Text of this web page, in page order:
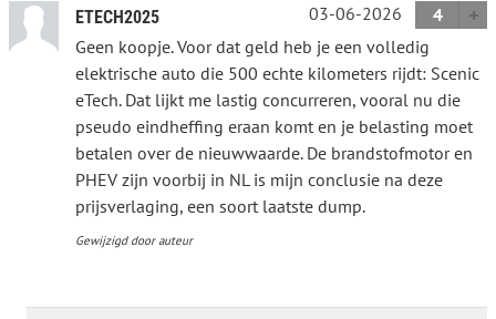
ETECH2025 03-06-2026
4
Geen koopje. Voor dat geld heb je een volledig
elektrische auto die 500 echte kilometers rijdt: Scenic
eTech. Dat lijkt me lastig concurreren, vooral nu die
pseudo eindheffing eraan komt en je belasting moet
betalen over de nieuwwaarde. De brandstofmotor en
PHEV zijn voorbij in NL is mijn conclusie na deze
prijsverlaging, een soort laatste dump.
Gewijzigd door auteur